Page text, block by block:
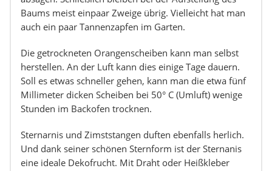
Baums meist einpaar Zweige übrig. Vielleicht hat man
auch ein paar Tannenzapfen im Garten.
Die getrockneten Orangenscheiben kann man selbst
herstellen. An der Luft kann dies einige Tage dauern.
Soll es etwas schneller gehen, kann man die etwa fünf
Millimeter dicken Scheiben bei 50° C (Umluft) wenige
Stunden im Backofen trocknen.
Sternarnis und Zimststangen duften ebenfalls herlich.
Und dank seiner schönen Sternform ist der Sternanis
eine ideale Dekofrucht. Mit Draht oder Heißkleber